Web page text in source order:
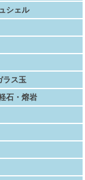
シェル
ラス玉
石・熔岩